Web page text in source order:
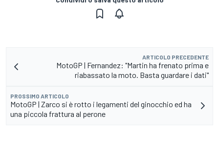
ARTICOLO PRECEDENTE
MotoGP | Fernandez: "Martin ha frenato prima e
riabassato la moto. Basta guardare i dati"
PROSSIMO ARTICOLO
MotoGP | Zarco si è rotto i legamenti del ginocchio ed ha
una piccola frattura al perone